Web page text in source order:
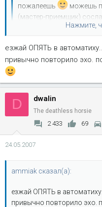
пожалеешь
можешь
(мастер-приемщик)
викториях, хотя на цене
Нажмите,
фризерам я сегодня
заварить-поставить-
Нажмите,
езжай ОПЯТЬ в
привычно повторило эхо.
D dwalin
The deathless horsie
2 433 69
24.05.2007
ammiak сказал(а):
езжай ОПЯТЬ в
привычно повторило эхо.